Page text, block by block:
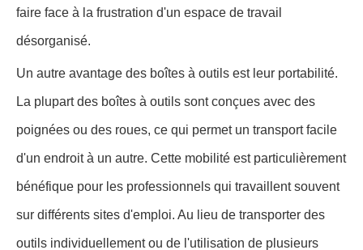
faire face à la frustration d'un espace de travail
désorganisé.
Un autre avantage des boîtes à outils est leur portabilité.
La plupart des boîtes à outils sont conçues avec des
poignées ou des roues, ce qui permet un transport facile
d'un endroit à un autre. Cette mobilité est particulièrement
bénéfique pour les professionnels qui travaillent souvent
sur différents sites d'emploi. Au lieu de transporter des
outils individuellement ou de l'utilisation de plusieurs